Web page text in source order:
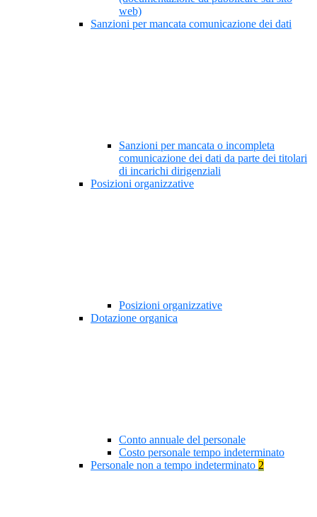
web)
Sanzioni per mancata comunicazione dei dati
Sanzioni per mancata o incompleta
comunicazione dei dati da parte dei titolari
di incarichi dirigenziali
Posizioni organizzative
Posizioni organizzative
Dotazione organica
Conto annuale del personale
Costo personale tempo indeterminato
Personale non a tempo indeterminato 2